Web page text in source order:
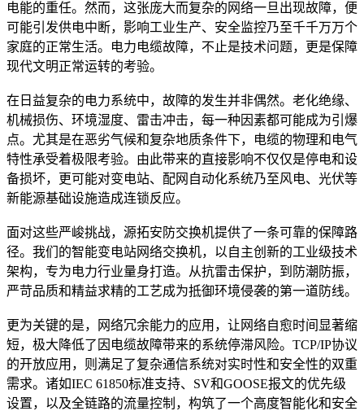
电能的重任。然而，这张庞大而复杂的网络一旦出现故障，便
可能引发供电中断，影响工业生产、安全监控乃至千千万万个
家庭的正常生活。电力电缆故障，不止是技术问题，更是保障
现代文明正常运转的考验。
在日益复杂的电力系统中，故障的发生并非偶然。老化绝缘、
机械损伤、环境湿度、雷击冲击，每一种因素都可能成为引爆
点。尤其是在恶劣气候和复杂地质条件下，电缆的物理和电气
特性承受着极限考验。由此带来的直接影响不仅仅是停电和设
备损坏，更可能对变电站、配网自动化系统乃至风电、光伏等
新能源基础设施造成连锁反应。
面对这些严峻挑战，源拓安防交换机提供了一条可靠的保障路
径。我们的智能变电站网络交换机，以自主创新的工业级技术
架构，专为电力行业量身打造。从抗雷击保护，到防潮防振，
严苛品质和精益求精的工艺成为抵御环境侵袭的第一道防线。
更为关键的是，网络冗余能力的应用，让网络自愈时间显著缩
短，极大降低了因电缆故障带来的系统停滞风险。TCP/IP协议
的开放应用，则满足了复杂通信系统对实时性和安全性的双重
需求。诸如IEC 61850标准支持、SV和GOOSE报文的优先级
设置，以及全链路的流量控制，构筑了一个高度智能化和安全